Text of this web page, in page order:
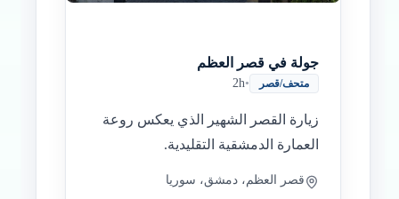
جولة في قصر العظم
متحف/قصر •
2h
زيارة القصر الشهير الذي يعكس روعة
العمارة الدمشقية التقليدية.
قصر العظم، دمشق، سوريا